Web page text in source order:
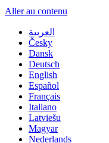
Aller au contenu
العربية
Česky
Dansk
Deutsch
English
Español
Français
Italiano
Latviešu
Magyar
Nederlands